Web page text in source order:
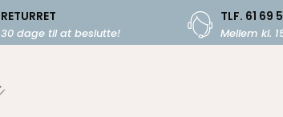
RETURRET
30 dage til at beslutte!
TLF. 61 69
Mellem kl.